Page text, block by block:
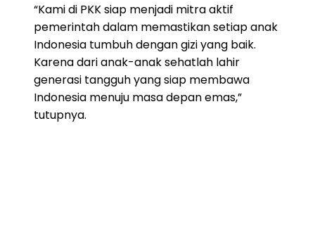
“Kami di PKK siap menjadi mitra aktif
pemerintah dalam memastikan setiap anak
Indonesia tumbuh dengan gizi yang baik.
Karena dari anak-anak sehatlah lahir
generasi tangguh yang siap membawa
Indonesia menuju masa depan emas,”
tutupnya.